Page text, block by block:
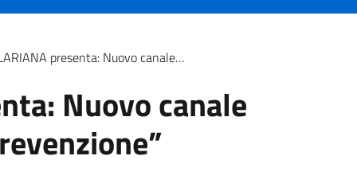
presenta: Nuovo canale WhatsApp “Spazio Prevenzione”
Nuovo canale